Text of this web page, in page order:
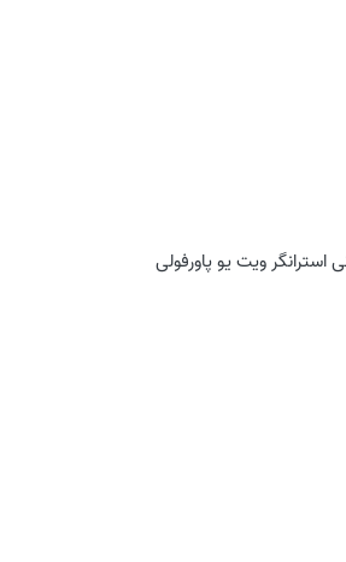
استرانگر ویت یو پاورفولی